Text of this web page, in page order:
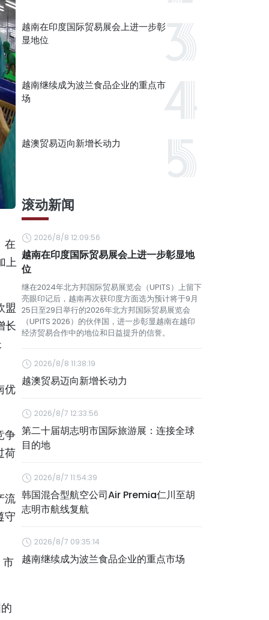
在
上
盟
长
优
争
荷
流
守
市
越南在印度国际贸易展会上进一步彰
显地位
越南继续成为波兰食品企业的重点市
场
越澳贸易迈向新增长动力
滚动新闻
2026/8/8 12:09:56
越南在印度国际贸易展会上进一步彰显地
位
继在2024年北方邦国际贸易展览会（UPITS）上留下
亮眼印记后，越南再次获印度方面选为预计将于9月
25日至29日举行的2026年北方邦国际贸易展览会
（UPITS 2026）的伙伴国，进一步彰显越南在越印
经济贸易合作中的地位和日益提升的信誉。
2026/8/8 11:38:19
越澳贸易迈向新增长动力
2026/8/7 12:33:56
第二十届胡志明市国际旅游展：连接全球
目的地
2026/8/7 11:54:39
韩国混合型航空公司Air Premia仁川至胡
志明市航线复航
2026/8/7 09:35:14
越南继续成为波兰食品企业的重点市场